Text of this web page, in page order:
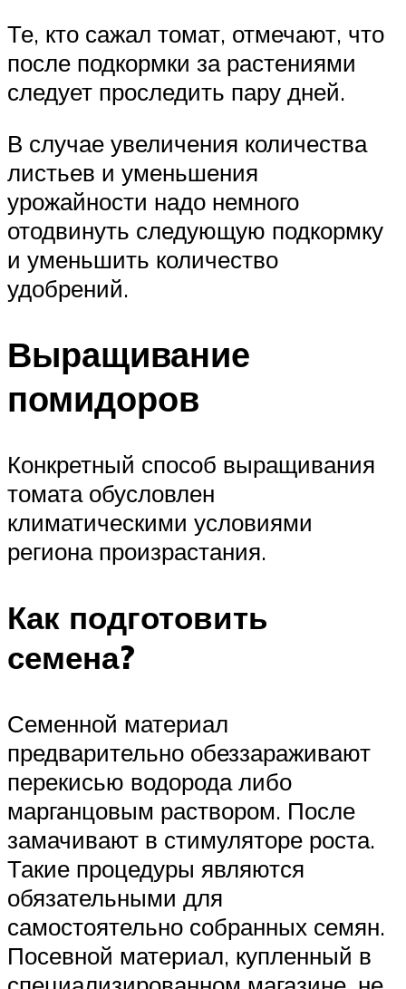
Те, кто сажал томат, отмечают, что
после подкормки за растениями
следует проследить пару дней.
В случае увеличения количества
листьев и уменьшения
урожайности надо немного
отодвинуть следующую подкормку
и уменьшить количество
удобрений.
Выращивание
помидоров
Конкретный способ выращивания
томата обусловлен
климатическими условиями
региона произрастания.
Как подготовить
семена?
Семенной материал
предварительно обеззараживают
перекисью водорода либо
марганцовым раствором. После
замачивают в стимуляторе роста.
Такие процедуры являются
обязательными для
самостоятельно собранных семян.
Посевной материал, купленный в